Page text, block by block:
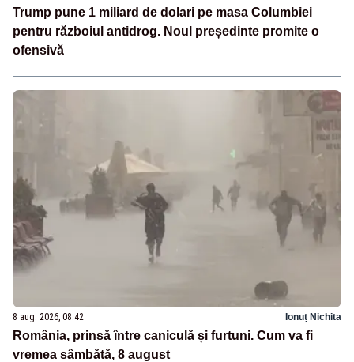
Trump pune 1 miliard de dolari pe masa Columbiei
pentru războiul antidrog. Noul președinte promite o
ofensivă
8 aug. 2026, 08:42 Ionuț Nichita
România, prinsă între caniculă și furtuni. Cum va fi
vremea sâmbătă, 8 august